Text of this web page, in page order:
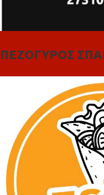
ΠΕΖΟΓΥΡΟΣ